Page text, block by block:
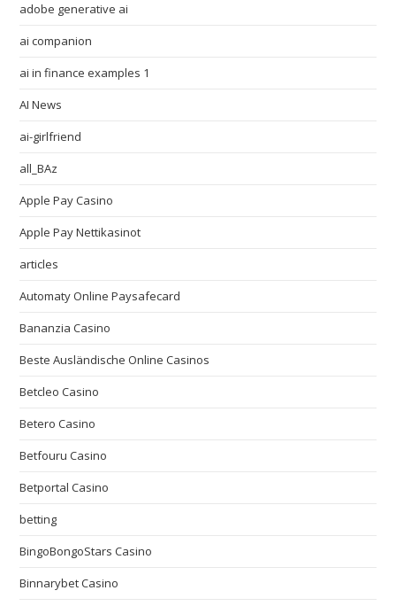
adobe generative ai
ai companion
ai in finance examples 1
AI News
ai-girlfriend
all_BAz
Apple Pay Casino
Apple Pay Nettikasinot
articles
Automaty Online Paysafecard
Bananzia Casino
Beste Ausländische Online Casinos
Betcleo Casino
Betero Casino
Betfouru Casino
Betportal Casino
betting
BingoBongoStars Casino
Binnarybet Casino